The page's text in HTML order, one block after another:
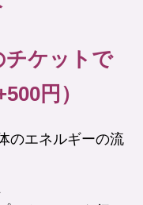
チケットで
円）
のエネルギーの流